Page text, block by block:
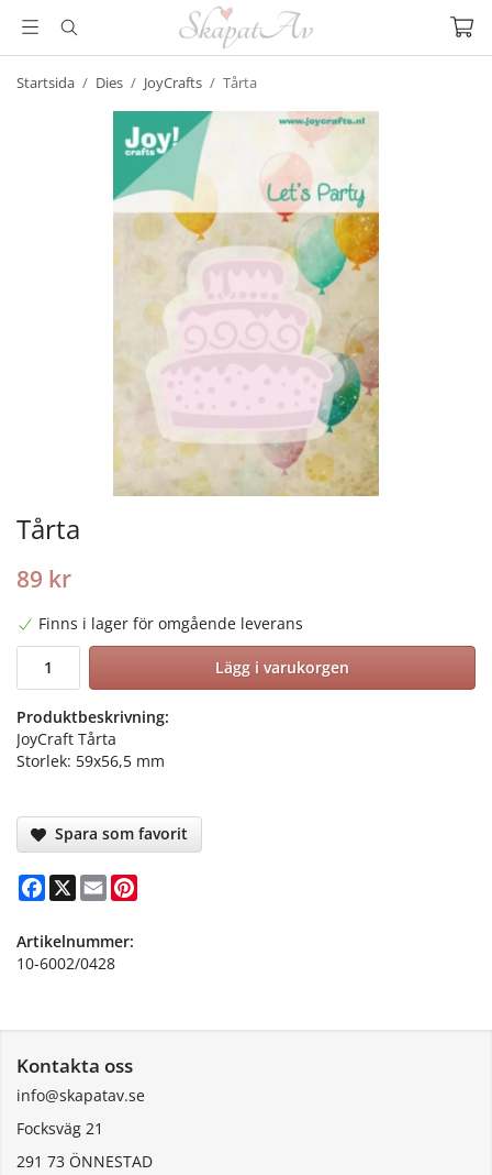
Startsida / Dies / JoyCrafts / Tårta
Tårta
89 kr
Finns i lager för omgående leverans
Lägg i varukorgen
Produktbeskrivning:
JoyCraft Tårta
Storlek: 59x56,5 mm
Spara som favorit
Facebook
X Email
Artikelnummer:
10-6002/0428
Kontakta oss
info@skapatav.se
Focksväg 21
291 73 ÖNNESTAD